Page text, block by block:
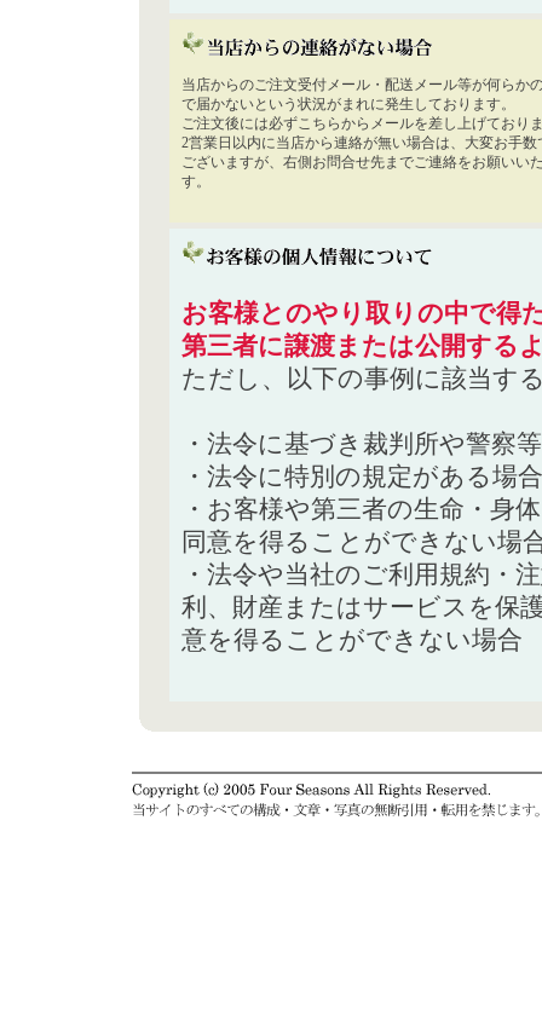
当店からのご注文受付メール・配送メール等が何らか
で届かないという状況がまれに発生しております。
ご注文後には必ずこちらからメールを差し上げており
2営業日以内に当店から連絡が無い場合は、大変お手数
ございますが、右側お問合せ先までご連絡をお願いい
す。
お客様とのやり取りの中で得
第三者に譲渡または公開する
ただし、以下の事例に該当す
・法令に基づき裁判所や警察
・法令に特別の規定がある場合
・お客様や第三者の生命・身
同意を得ることができない場
・法令や当社のご利用規約・
利、財産またはサービスを保
意を得ることができない場合